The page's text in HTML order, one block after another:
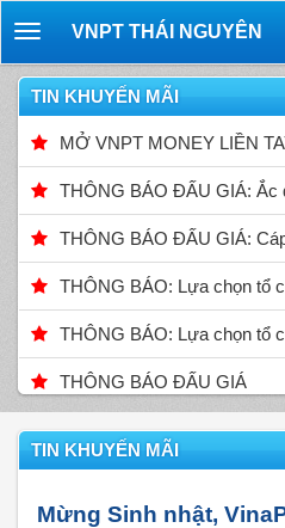
Toggle
navigation
VNPT THÁI NGUYÊN
TIN KHUYẾN MÃI
MỞ VNPT MONEY LIỀN
THÔNG BÁO ĐẤU GIÁ: Ắc
THÔNG BÁO ĐẤU GIÁ:
THÔNG BÁO: Lựa chọn tổ
THÔNG BÁO: Lựa chọn tổ
THÔNG BÁO ĐẤU GIÁ
TIN KHUYẾN MÃI
Mừng Sinh nhật,